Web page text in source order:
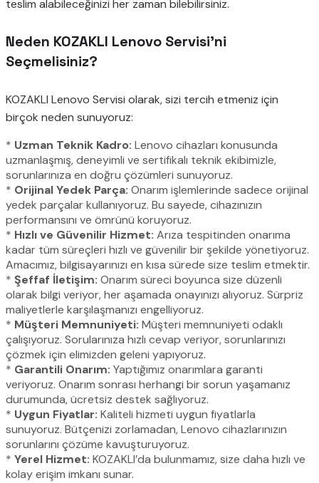
teslim alabileceğinizi her zaman bilebilirsiniz.
Neden KOZAKLI Lenovo Servisi’ni
Seçmelisiniz?
KOZAKLI Lenovo Servisi olarak, sizi tercih etmeniz için
birçok neden sunuyoruz:
* Uzman Teknik Kadro: Lenovo cihazları konusunda
uzmanlaşmış, deneyimli ve sertifikalı teknik ekibimizle,
sorunlarınıza en doğru çözümleri sunuyoruz.
* Orijinal Yedek Parça: Onarım işlemlerinde sadece orijinal
yedek parçalar kullanıyoruz. Bu sayede, cihazınızın
performansını ve ömrünü koruyoruz.
* Hızlı ve Güvenilir Hizmet: Arıza tespitinden onarıma
kadar tüm süreçleri hızlı ve güvenilir bir şekilde yönetiyoruz.
Amacımız, bilgisayarınızı en kısa sürede size teslim etmektir.
* Şeffaf İletişim: Onarım süreci boyunca size düzenli
olarak bilgi veriyor, her aşamada onayınızı alıyoruz. Sürpriz
maliyetlerle karşılaşmanızı engelliyoruz.
* Müşteri Memnuniyeti: Müşteri memnuniyeti odaklı
çalışıyoruz. Sorularınıza hızlı cevap veriyor, sorunlarınızı
çözmek için elimizden geleni yapıyoruz.
* Garantili Onarım: Yaptığımız onarımlara garanti
veriyoruz. Onarım sonrası herhangi bir sorun yaşamanız
durumunda, ücretsiz destek sağlıyoruz.
* Uygun Fiyatlar: Kaliteli hizmeti uygun fiyatlarla
sunuyoruz. Bütçenizi zorlamadan, Lenovo cihazlarınızın
sorunlarını çözüme kavuşturuyoruz.
* Yerel Hizmet: KOZAKLI’da bulunmamız, size daha hızlı ve
kolay erişim imkanı sunar.